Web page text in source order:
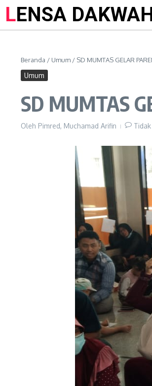
LENSA
Beranda / Umum / SD MUMTAS GELAR
Umum
SD MUMTAS
Oleh Pimred, Muchamad Arifin